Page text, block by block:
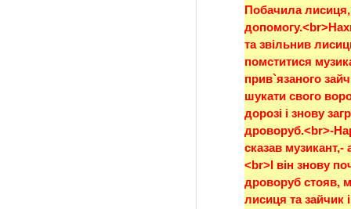
Побачила лисиця,
та звільнив
помститися
прив`язаного
шукати свого
дорозі і знову
дроворуб.<br>-
сказав
<br>І він знову
дроворуб стояв,
лисиця та